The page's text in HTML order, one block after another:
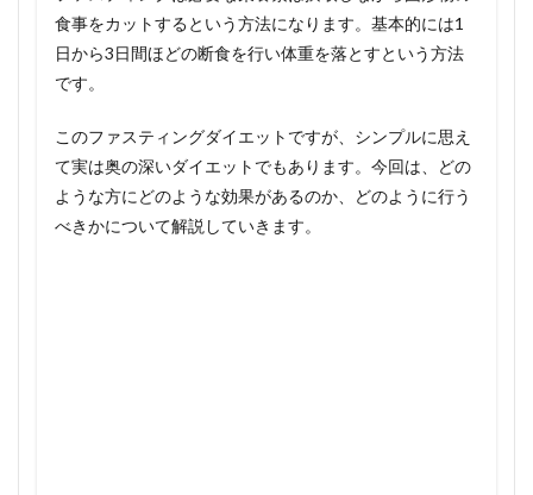
食事をカットするという方法になります。基本的には1
日から3日間ほどの断食を行い体重を落とすという方法
です。
このファスティングダイエットですが、シンプルに思え
て実は奥の深いダイエットでもあります。今回は、どの
ような方にどのような効果があるのか、どのように行う
べきかについて解説していきます。